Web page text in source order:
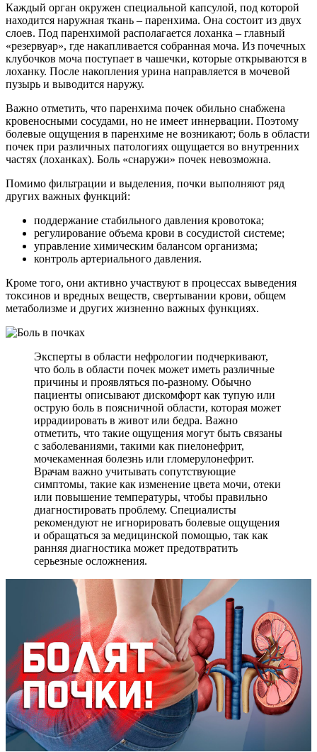
Каждый орган окружен специальной капсулой, под которой
находится наружная ткань – паренхима. Она состоит из двух
слоев. Под паренхимой располагается лоханка – главный
«резервуар», где накапливается собранная моча. Из почечных
клубочков моча поступает в чашечки, которые открываются в
лоханку. После накопления урина направляется в мочевой
пузырь и выводится наружу.
Важно отметить, что паренхима почек обильно снабжена
кровеносными сосудами, но не имеет иннервации. Поэтому
болевые ощущения в паренхиме не возникают; боль в области
почек при различных патологиях ощущается во внутренних
частях (лоханках). Боль «снаружи» почек невозможна.
Помимо фильтрации и выделения, почки выполняют ряд
других важных функций:
поддержание стабильного давления кровотока;
регулирование объема крови в сосудистой системе;
управление химическим балансом организма;
контроль артериального давления.
Кроме того, они активно участвуют в процессах выведения
токсинов и вредных веществ, свертывании крови, общем
метаболизме и других жизненно важных функциях.
Эксперты в области нефрологии подчеркивают,
что боль в области почек может иметь различные
причины и проявляться по-разному. Обычно
пациенты описывают дискомфорт как тупую или
острую боль в поясничной области, которая может
иррадиировать в живот или бедра. Важно
отметить, что такие ощущения могут быть связаны
с заболеваниями, такими как пиелонефрит,
мочекаменная болезнь или гломерулонефрит.
Врачам важно учитывать сопутствующие
симптомы, такие как изменение цвета мочи, отеки
или повышение температуры, чтобы правильно
диагностировать проблему. Специалисты
рекомендуют не игнорировать болевые ощущения
и обращаться за медицинской помощью, так как
ранняя диагностика может предотвратить
серьезные осложнения.